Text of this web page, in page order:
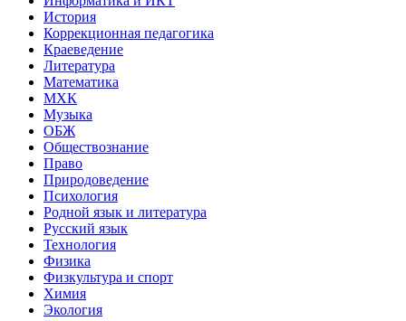
История
Коррекционная педагогика
Краеведение
Литература
Математика
МХК
Музыка
ОБЖ
Обществознание
Право
Природоведение
Психология
Родной язык и литература
Русский язык
Технология
Физика
Физкультура и спорт
Химия
Экология